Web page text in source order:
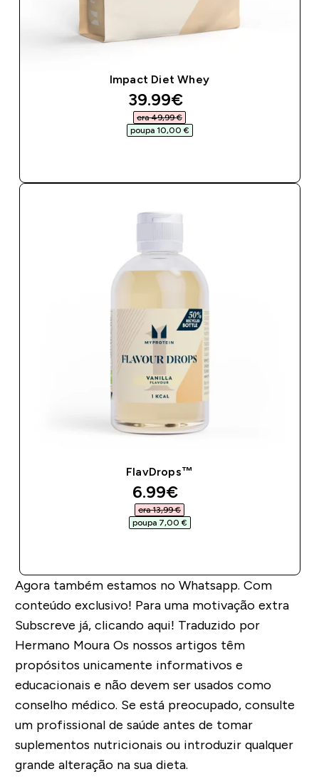
Impact Diet Whey
discounted price
39.99€‎
era 49,99 €‎
poupa 10,00 €‎
FlavDrops™
discounted price
6.99€‎
era 13,99 €‎
poupa 7,00 €‎
Agora também estamos no Whatsapp. Com
conteúdo exclusivo! Para uma motivação extra
Subscreve já, clicando aqui! Traduzido por
Hermano Moura Os nossos artigos têm
propósitos unicamente informativos e
educacionais e não devem ser usados como
conselho médico. Se está preocupado, consulte
um profissional de saúde antes de tomar
suplementos nutricionais ou introduzir qualquer
grande alteração na sua dieta.